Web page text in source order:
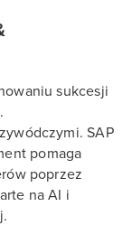
sukcesji
SAP
pomaga
poprzez
na AI i